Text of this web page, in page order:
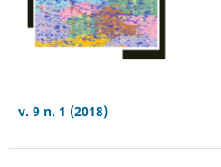
v. 9 n. 1 (2018)